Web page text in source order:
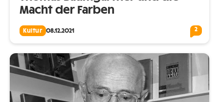
Macht der Farben
Kultur 08.12.2021 2